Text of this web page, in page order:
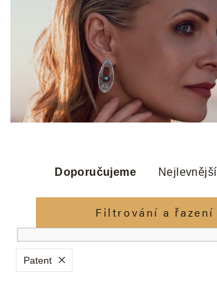
z
n
í
p
r
Doporučujeme Nejlevnější
Filtrování a řazení
Patent